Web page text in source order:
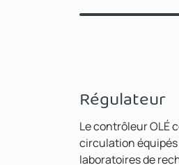
Régulateur
Le contrôleur OLÉ
circulation équipés
laboratoires de